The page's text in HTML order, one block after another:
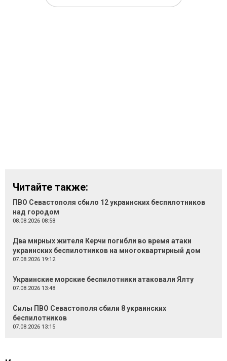
Читайте также:
ПВО Севастополя сбило 12 украинских беспилотников
над городом
08.08.2026 08:58
Два мирных жителя Керчи погибли во время атаки
украинских беспилотников на многоквартирный дом
07.08.2026 19:12
Украинские морские беспилотники атаковали Ялту
07.08.2026 13:48
Силы ПВО Севастополя сбили 8 украинских
беспилотников
07.08.2026 13:15